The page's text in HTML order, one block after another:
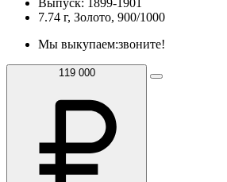
7.74 г, Золото, 900/1000
Мы выкупаем:звоните!
119 000